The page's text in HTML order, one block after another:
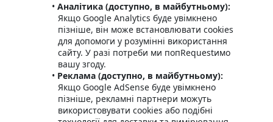
Аналітика (доступно, в майбутньому):
Якщо Google Analytics буде увімкнено
пізніше, він може встановлювати cookies
для допомоги у розумінні використання
сайту. У разі потреби ми попRequestимо
вашу згоду.
Реклама (доступно, в майбутньому):
Якщо Google AdSense буде увімкнено
пізніше, рекламні партнери можуть
використовувати cookies або подібні